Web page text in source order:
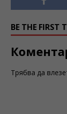
BE THE FIRST
Трябва да